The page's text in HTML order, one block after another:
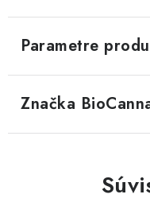
Parametre
Značka